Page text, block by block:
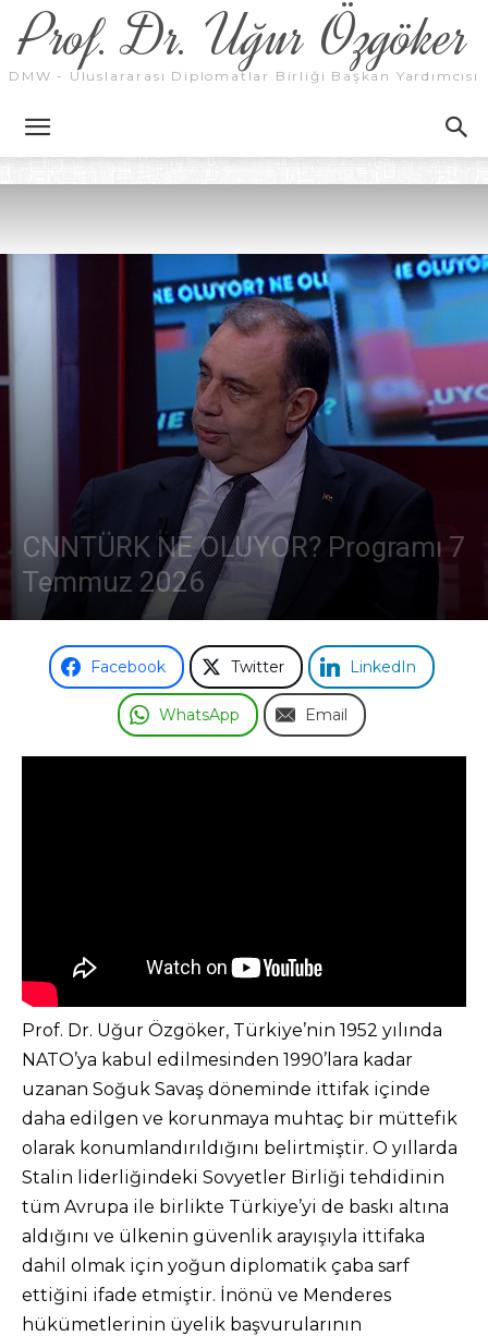
Prof. Dr. Uğur Özgöker
DMW - Uluslararası Diplomatlar Birliği Başkan Yardımcısı
CNNTÜRK NE OLUYOR? Programı 7
Temmuz 2026
Facebook Twitter LinkedIn
WhatsApp Email
Prof. Dr. Uğur Özgöker, Türkiye’nin 1952 yılında
NATO’ya kabul edilmesinden 1990’lara kadar
uzanan Soğuk Savaş döneminde ittifak içinde
daha edilgen ve korunmaya muhtaç bir müttefik
olarak konumlandırıldığını belirtmiştir. O yıllarda
Stalin liderliğindeki Sovyetler Birliği tehdidinin
tüm Avrupa ile birlikte Türkiye’yi de baskı altına
aldığını ve ülkenin güvenlik arayışıyla ittifaka
dahil olmak için yoğun diplomatik çaba sarf
ettiğini ifade etmiştir. İnönü ve Menderes
hükümetlerinin üyelik başvurularının